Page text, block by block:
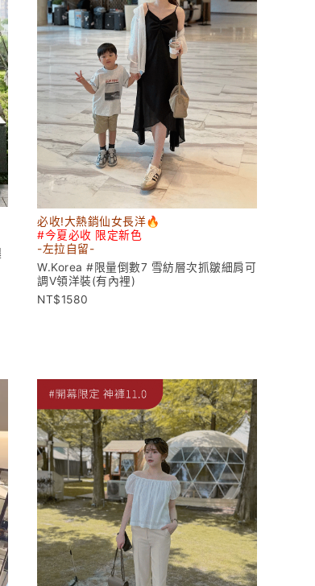
必收!大熱銷仙女長洋🔥
#今夏必收 限定新色
-左拉 自留-
W.Korea #限量倒數7 雪紡層次抓皺細肩可
調V領洋裝(有內裡)
1580